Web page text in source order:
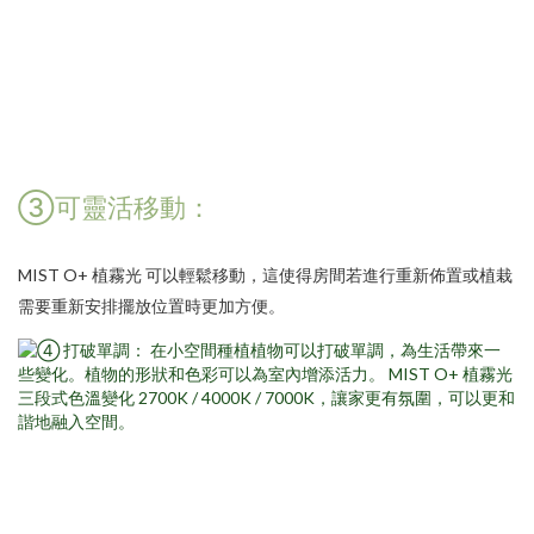
③可靈活移動：
MIST O+ 植霧光可以輕鬆移動，這使得房間若進行重新佈置或植栽
需要重新安排擺放位置時更加方便。